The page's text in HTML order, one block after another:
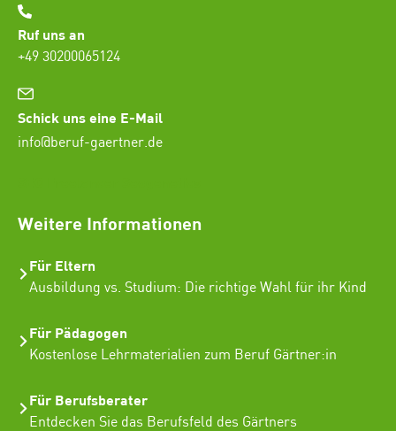
Ruf uns an
+49 30200065124
Schick uns eine E-Mail
info@beruf-gaertner.de
Weitere Informationen
Für Eltern
Ausbildung vs. Studium: Die richtige Wahl für ihr Kind
Für Pädagogen
Kostenlose Lehrmaterialien zum Beruf Gärtner:in
Für Berufsberater
Entdecken Sie das Berufsfeld des Gärtners